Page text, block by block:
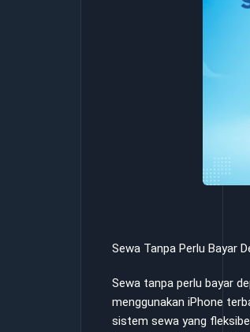
Sewa Tanpa Perlu Bayar
Sewa tanpa perlu bayar
menggunakan iPhone
sistem sewa yang